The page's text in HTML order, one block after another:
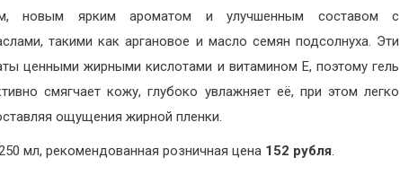
новым ярким ароматом и улучшенным составом с
такими как аргановое и масло семян подсолнуха. Эти
ценными жирными кислотами и витамином E, поэтому гель
смягчает кожу, глубоко увлажняет её, при этом легко
ощущения жирной пленки.
мл, рекомендованная розничная цена 152 рубля.